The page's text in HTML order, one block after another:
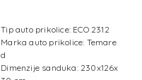
Tip auto prikolice: ECO 2312
Marka auto prikolice: Temare
d
Dimenzije sanduka: 230x126x